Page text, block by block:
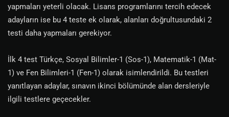
yapmaları yeterli olacak. Lisans programlarını tercih edecek
adayların ise bu 4 teste ek olarak, alanları doğrultusundaki 2
testi daha yapmaları gerekiyor.
İlk 4 test Türkçe, Sosyal Bilimler-1 (Sos-1), Matematik-1 (Mat-
1) ve Fen Bilimleri-1 (Fen-1) olarak isimlendirildi. Bu testleri
yanıtlayan adaylar, sınavın ikinci bölümünde alan dersleriyle
ilgili testlere geçecekler.